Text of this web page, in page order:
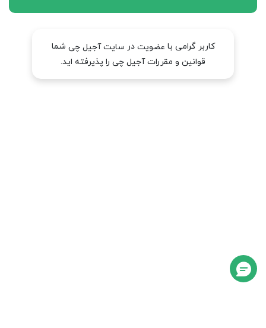
کاربر گرامی با عضویت در سایت آجیل چی شما
قوانین و مقررات آجیل چی را پذیرفته اید.